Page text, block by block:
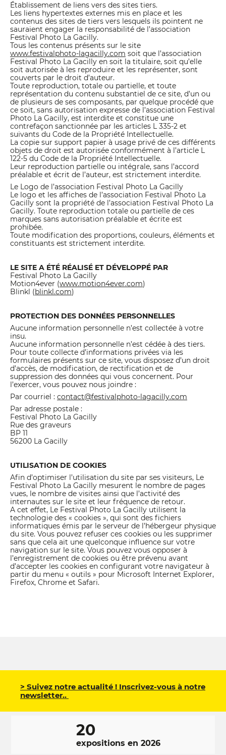
Établissement de liens vers des sites tiers.
Les liens hypertextes externes mis en place et les
contenus des sites de tiers vers lesquels ils pointent ne
sauraient engager la responsabilité de l’association
Festival Photo La Gacilly.
Tous les contenus présents sur le site
www.festivalphoto-lagacilly.com soit que l’association
Festival Photo La Gacilly en soit la titulaire, soit qu’elle
soit autorisée à les reproduire et les représenter, sont
couverts par le droit d’auteur.
Toute reproduction, totale ou partielle, et toute
représentation du contenu substantiel de ce site, d’un ou
de plusieurs de ses composants, par quelque procédé que
ce soit, sans autorisation expresse de l’association Festival
Photo La Gacilly, est interdite et constitue une
contrefaçon sanctionnée par les articles L 335-2 et
suivants du Code de la Propriété Intellectuelle.
La copie sur support papier à usage privé de ces différents
objets de droit est autorisée conformément à l’article L
122-5 du Code de la Propriété Intellectuelle.
Leur reproduction partielle ou intégrale, sans l’accord
préalable et écrit de l’auteur, est strictement interdite.
Le Logo de l’association Festival Photo La Gacilly
Le logo et les affiches de l’association Festival Photo La
Gacilly sont la propriété de l’association Festival Photo La
Gacilly. Toute reproduction totale ou partielle de ces
marques sans autorisation préalable et écrite est
prohibée.
Toute modification des proportions, couleurs, éléments et
constituants est strictement interdite.
LE SITE A ÉTÉ RÉALISÉ ET DÉVELOPPÉ PAR
Festival Photo La Gacilly
Motion4ever (www.motion4ever.com)
Blinkl (blinkl.com)
PROTECTION DES DONNÉES PERSONNELLES
Aucune information personnelle n’est collectée à votre
insu.
Aucune information personnelle n’est cédée à des tiers.
Pour toute collecte d’informations privées via les
formulaires présents sur ce site, vous disposez d’un droit
d’accès, de modification, de rectification et de
suppression des données qui vous concernent. Pour
l’exercer, vous pouvez nous joindre :
Par courriel : contact@festivalphoto-lagacilly.com
Par adresse postale :
Festival Photo La Gacilly
Rue des graveurs
BP 11
56200 La Gacilly
UTILISATION DE COOKIES
Afin d’optimiser l’utilisation du site par ses visiteurs, Le
Festival Photo La Gacilly mesurent le nombre de pages
vues, le nombre de visites ainsi que l’activité des
internautes sur le site et leur fréquence de retour.
A cet effet, Le Festival Photo La Gacilly utilisent la
technologie des « cookies », qui sont des fichiers
informatiques émis par le serveur de l’hébergeur physique
du site. Vous pouvez refuser ces cookies ou les supprimer
sans que cela ait une quelconque influence sur votre
navigation sur le site. Vous pouvez vous opposer à
l’enregistrement de cookies ou être prévenu avant
d’accepter les cookies en configurant votre navigateur à
partir du menu « outils » pour Microsoft Internet Explorer,
Firefox, Chrome et Safari.
> Suivez notre actualité ! Inscrivez-vous à notre
newsletter..
20
expositions en 2026